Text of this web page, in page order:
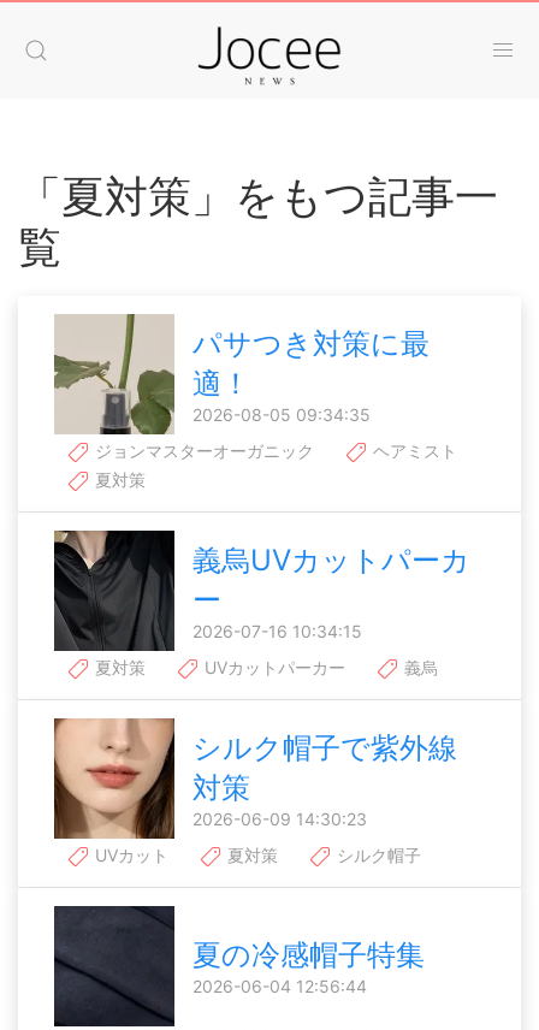
「夏対策」をもつ記事一
覧
パサつき対策に最
適！
2026-08-05 09:34:35
ジョンマスターオーガニック
ヘアミスト
夏対策
義烏UVカットパーカ
ー
2026-07-16 10:34:15
夏対策
UVカットパーカー 義烏
シルク帽子で紫外線
対策
2026-06-09 14:30:23
UVカット
夏対策 シルク帽子
夏の冷感帽子特集
2026-06-04 12:56:44